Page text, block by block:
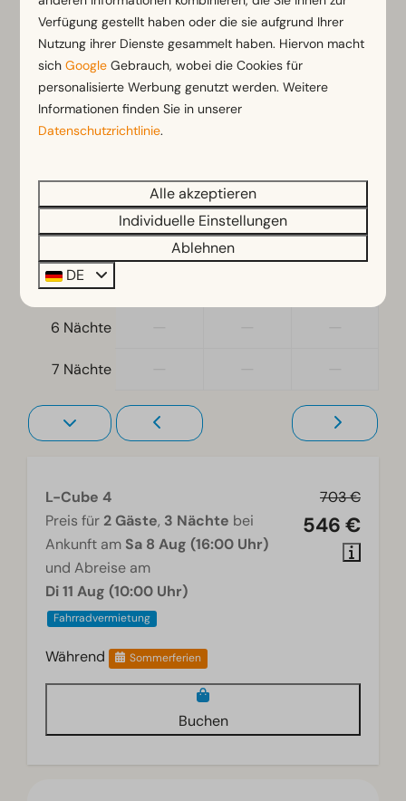
Freistehend
Schlafzimmer
Einzelbetten: 4
Einzelbettdecken und Kissen
Wohnzimmer
Fernseher
Sa 08-08-2026 Di 11-08-2026
Fr
7 Aug
Sa
8 Aug
9 Aug
1 Nacht
— 437 €
3 Nächte — 546 € —
— 746 € —
5 Nächte
6 Nächte
7 Nächte
703 €
546 €
L-Cube 4
Preis für 2 Gäste, 3 Nächte bei
Ankunft am Sa 8 Aug (16:00 Uhr)
und Abreise am
Di 11 Aug (10:00 Uhr)
Fahrradvermietung
Während Sommerferien
Buchen
Verfügung gestellt haben oder die sie aufgrund Ihrer
Nutzung ihrer Dienste gesammelt haben. Hiervon macht
sichGoogle Gebrauch, wobei die Cookies für
personalisierte Werbung genutzt werden. Weitere
Informationen finden Sie in unserer
Datenschutzrichtlinie.
Alle akzeptieren
Individuelle Einstellungen
Ablehnen
DE